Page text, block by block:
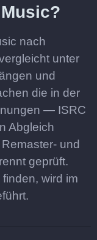
nach
unter
und
die in der
— ISRC
Abgleich
und
geprüft.
wird im